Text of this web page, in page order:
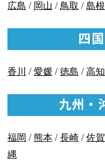
広島 /岡山 /鳥取 /島根
香川 /愛媛/徳島 /高知
九州
福岡 /熊本 /長崎/佐賀
縄